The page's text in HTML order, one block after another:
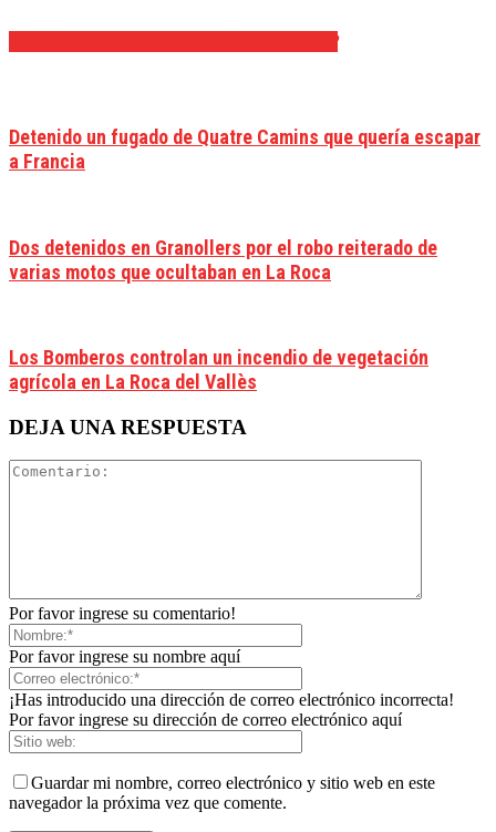
Detenido un fugado de Quatre Camins que quería escapar
a Francia
Dos detenidos en Granollers por el robo reiterado de
varias motos que ocultaban en La Roca
Los Bomberos controlan un incendio de vegetación
agrícola en La Roca del Vallès
DEJA UNA RESPUESTA
Por favor ingrese su comentario!
Por favor ingrese su nombre aquí
¡Has introducido una dirección de correo electrónico incorrecta!
Por favor ingrese su dirección de correo electrónico aquí
Guardar mi nombre, correo electrónico y sitio web en este
navegador la próxima vez que comente.